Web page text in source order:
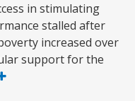
in stimulating
stalled after
increased over
support for the